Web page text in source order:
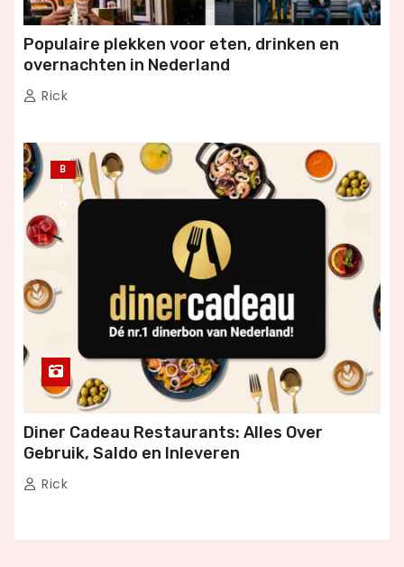
Populaire plekken voor eten, drinken en
overnachten in Nederland
Rick
B
L
O
G
Diner Cadeau Restaurants: Alles Over
Gebruik, Saldo en Inleveren
Rick